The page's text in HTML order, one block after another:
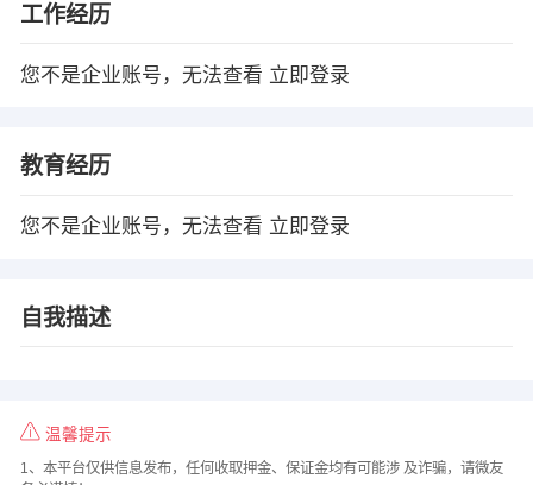
工作经历
您不是企业账号，无法查看 立即登录
教育经历
您不是企业账号，无法查看 立即登录
自我描述
温馨提示
1、本平台仅供信息发布，任何收取押金、保证金均有可能涉 及诈骗，请微友